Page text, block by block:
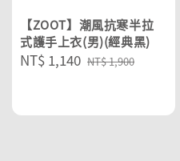
【ZOOT】潮風抗寒半拉
式護手上衣(男)(經典黑)
Sale
NT$ 1,140 Regular
NT$ 1,900